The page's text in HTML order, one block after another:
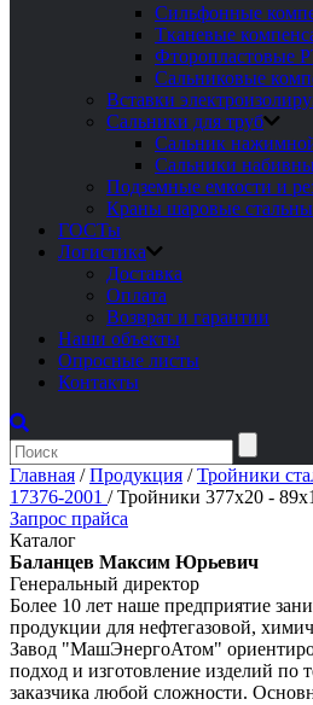
Сильфонные
Тканевые
Фторопластовые
Сальниковые
Вставки
Сальники для труб
Сальник
Сальники
Подземные емкости и
Краны шаровые
ГОСТы
Логистика
Доставка
Оплата
Возврат и гарантии
Наши объекты
Опросные листы
Контакты
Главная /Продукция /Тройники
17376-2001 /Тройники 377х20 -
Запрос прайса
Каталог
Баланцев Максим Юрьевич
Генеральный директор
Более 10 лет наше предприятие
продукции для нефтегазовой,
Завод "МашЭнергоАтом"
подход и изготовление изделий по
заказчика любой сложности.